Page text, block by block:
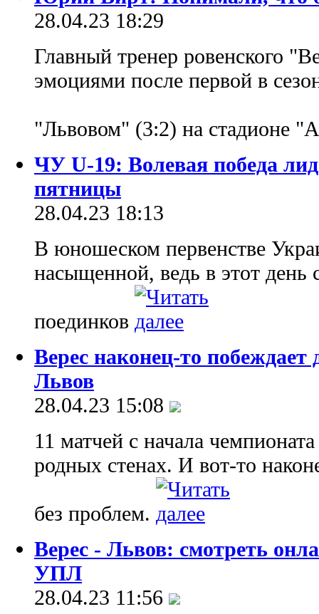
28.04.23 18:29
Главный тренер ровенского
эмоциями после первой в
"Львовом" (3:2) на стадионе
ЧУ U-19: Волевая победа
пятницы
28.04.23 18:13
В юношеском первенстве
насыщенной, ведь в этот день
поединков
Верес наконец-то
Львов
28.04.23 15:08
11 матчей с начала
родных стенах. И вот-то
без проблем.
Верес - Львов: смотреть
УПЛ
28.04.23 11:56